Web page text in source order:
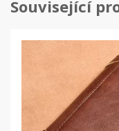
Související